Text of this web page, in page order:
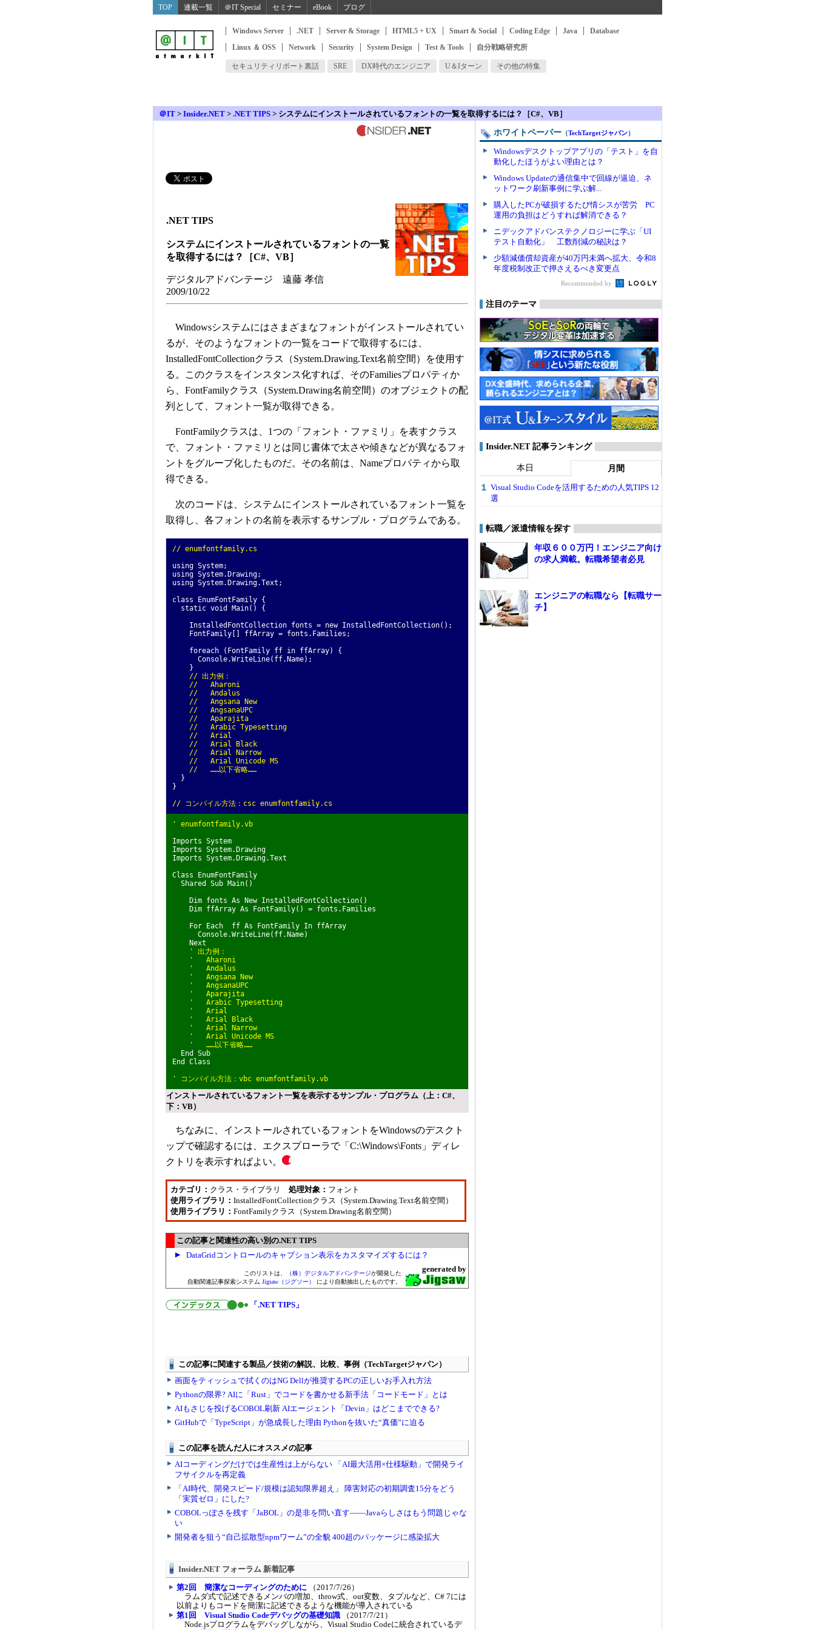
TOP 連載一覧 ＠IT Special セミナー eBook ブログ
Windows Server .NET Server & Storage HTML5 + UX Smart & Social Coding Edge Java
Database
Linux ＆ OSS
Network Security System Design Test & Tools 自分戦略研究所
セキュリティリポート裏話 SRE DX時代のエンジニア U＆Iターン その他の特集
＠IT > Insider.NET > .NET TIPS > システムにインストールされているフォントの一覧を取得するには？［C#、VB］
.NET TIPS
システムにインストールされているフォントの一覧
を取得するには？［C#、VB］
デジタルアドバンテージ 遠藤 孝信
2009/10/22
Windowsシステムにはさまざまなフォントがインストールされてい
るが、そのようなフォントの一覧をコードで取得するには、
InstalledFontCollectionクラス（System.Drawing.Text名前空間）を使用す
る。このクラスをインスタンス化すれば、そのFamiliesプロパティか
ら、FontFamilyクラス（System.Drawing名前空間）のオブジェクトの配
列として、フォント一覧が取得できる。
FontFamilyクラスは、1つの「フォント・ファミリ」を表すクラス
で、フォント・ファミリとは同じ書体で太さや傾きなどが異なるフォ
ントをグループ化したものだ。その名前は、Nameプロパティから取
得できる。
次のコードは、システムにインストールされているフォント一覧を
取得し、各フォントの名前を表示するサンプル・プログラムである。
// enumfontfamily.cs
using System;
using System.Drawing;
using System.Drawing.Text;
class EnumFontFamily {
static void Main() {
InstalledFontCollection fonts = new InstalledFontCollection();
FontFamily[] ffArray = fonts.Families;
foreach (FontFamily ff in ffArray) {
Console.WriteLine(ff.Name);
}
// 出力例：
// Aharoni
// Andalus
// Angsana New
// AngsanaUPC
// Aparajita
// Arabic Typesetting
// Arial
// Arial Black
// Arial Narrow
// Arial Unicode MS
// ……以下省略……
}
}
// コンパイル方法：csc enumfontfamily.cs
' enumfontfamily.vb
Imports System
Imports System.Drawing
Imports System.Drawing.Text
Class EnumFontFamily
Shared Sub Main()
Dim fonts As New InstalledFontCollection()
Dim ffArray As FontFamily() = fonts.Families
For Each ff As FontFamily In ffArray
Console.WriteLine(ff.Name)
Next
' 出力例：
' Aharoni
' Andalus
' Angsana New
' AngsanaUPC
' Aparajita
' Arabic Typesetting
' Arial
' Arial Black
' Arial Narrow
' Arial Unicode MS
' ……以下省略……
End Sub
End Class
' コンパイル方法：vbc enumfontfamily.vb
インストールされているフォント一覧を表示するサンプル・プログラム（上：C#、
下：VB）
ちなみに、インストールされているフォントをWindowsのデスクト
ップで確認するには、エクスプローラで「C:\Windows\Fonts」ディレ
クトリを表示すればよい。
カテゴリ： クラス・ライブラリ 処理対象： フォント
使用ライブラリ： InstalledFontCollectionクラス（System.Drawing.Text名前空間）
使用ライブラリ： FontFamilyクラス（System.Drawing名前空間）
この記事と関連性の高い別の.NET TIPS
DataGridコントロールのキャプション表示をカスタマイズするには？
このリストは、 （株）デジタルアドバンテージが開発した
自動関連記事探索システム Jigsaw（ジグソー） により自動抽出したものです。
generated by
「.NET TIPS」
Insider.NET フォーラム 新着記事
第2回 簡潔なコーディングのために （2017/7/26）
ラムダ式で記述できるメンバの増加、throw式、out変数、タプルなど、C# 7には
以前よりもコードを簡潔に記述できるような機能が導入されている
第1回 Visual Studio Codeデバッグの基礎知識 （2017/7/21）
Node.jsプログラムをデバッグしながら、Visual Studio Codeに統合されているデ
ホワイトペーパー （TechTargetジャパン）
Windowsデスクトップアプリの「テスト」を自
動化したほうがよい理由とは？
Windows Updateの通信集中で回線が逼迫、ネ
ットワーク刷新事例に学ぶ解...
購入したPCが破損するたび情シスが苦労 PC
運用の負担はどうすれば解消できる？
ニデックアドバンステクノロジーに学ぶ「UI
テスト自動化」 工数削減の秘訣は？
少額減価償却資産が40万円未満へ拡大、令和8
年度税制改正で押さえるべき変更点
Recommended by
注目のテーマ
Insider.NET 記事ランキング
本日 月間
Visual Studio Codeを活用するための人気TIPS 12
選
転職／派遣情報を探す
年収６００万円！エンジニア向け
の求人満載。転職希望者必見
エンジニアの転職なら【転職サー
チ】